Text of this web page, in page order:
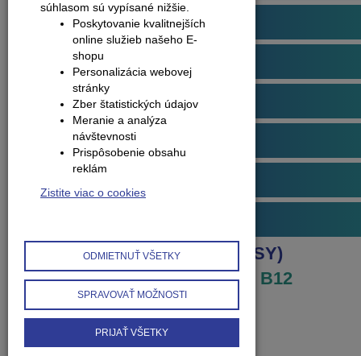
Dvere
Obklady na stenu
Obvodové lišty (soklové)
Príslušenstvo k podlahám
Produkty
Hobby profily (EASY)
Jednoduchý profil (EASY) - B12
súhlasom sú vypísané nižšie.
Poskytovanie kvalitnejších
online služieb našeho E-
shopu
Personalizácia webovej
stránky
Zber štatistických údajov
Meranie a analýza
návštevnosti
Prispôsobenie obsahu
reklám
Zistite viac o cookies
ODMIETNUŤ VŠETKY
SPRAVOVAŤ MOŽNOSTI
PRIJAŤ VŠETKY